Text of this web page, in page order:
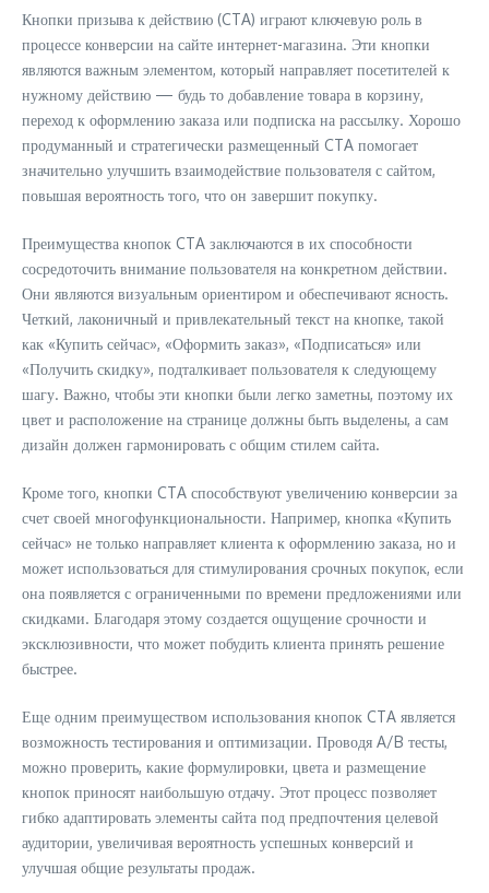
Кнопки призыва к действию (CTA) играют ключевую роль в
процессе конверсии на сайте интернет-магазина. Эти кнопки
являются важным элементом, который направляет посетителей к
нужному действию — будь то добавление товара в корзину,
переход к оформлению заказа или подписка на рассылку. Хорошо
продуманный и стратегически размещенный CTA помогает
значительно улучшить взаимодействие пользователя с сайтом,
повышая вероятность того, что он завершит покупку.
Преимущества кнопок CTA заключаются в их способности
сосредоточить внимание пользователя на конкретном действии.
Они являются визуальным ориентиром и обеспечивают ясность.
Четкий, лаконичный и привлекательный текст на кнопке, такой
как «Купить сейчас», «Оформить заказ», «Подписаться» или
«Получить скидку», подталкивает пользователя к следующему
шагу. Важно, чтобы эти кнопки были легко заметны, поэтому их
цвет и расположение на странице должны быть выделены, а сам
дизайн должен гармонировать с общим стилем сайта.
Кроме того, кнопки CTA способствуют увеличению конверсии за
счет своей многофункциональности. Например, кнопка «Купить
сейчас» не только направляет клиента к оформлению заказа, но и
может использоваться для стимулирования срочных покупок, если
она появляется с ограниченными по времени предложениями или
скидками. Благодаря этому создается ощущение срочности и
эксклюзивности, что может побудить клиента принять решение
быстрее.
Еще одним преимуществом использования кнопок CTA является
возможность тестирования и оптимизации. Проводя A/B тесты,
можно проверить, какие формулировки, цвета и размещение
кнопок приносят наибольшую отдачу. Этот процесс позволяет
гибко адаптировать элементы сайта под предпочтения целевой
аудитории, увеличивая вероятность успешных конверсий и
улучшая общие результаты продаж.